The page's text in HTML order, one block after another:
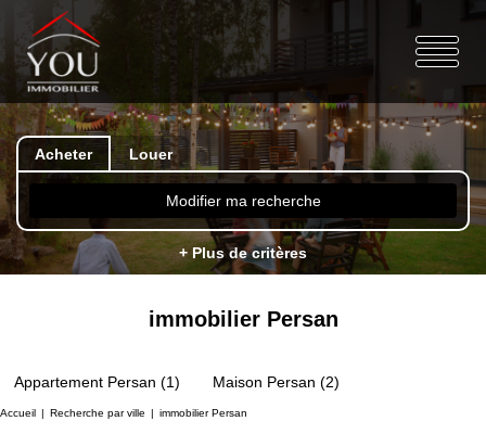
Acheter Louer
Modifier ma recherche
+ Plus de critères
immobilier Persan
Appartement Persan (1) Maison Persan (2)
Accueil Recherche par ville immobilier Persan